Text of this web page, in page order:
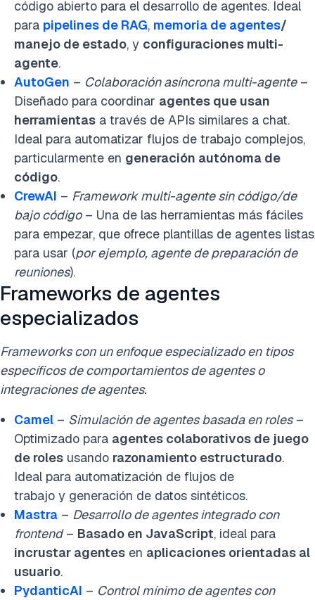
código abierto para el desarrollo de agentes. Ideal
para pipelines de RAG, memoria de agentes/
manejo de estado, y configuraciones multi-
agente.
AutoGen – Colaboración asíncrona multi-agente–
Diseñado para coordinar agentes que usan
herramientas a través de APIs similares a chat.
Ideal para automatizar flujos de trabajo complejos,
particularmente en generación autónoma de
código.
CrewAI – Framework multi-agente sin código/de
bajo código– Una de las herramientas más fáciles
para empezar, que ofrece plantillas de agentes listas
para usar (por ejemplo, agente de preparación de
reuniones).
Frameworks de agentes
especializados
Frameworks con un enfoque especializado en tipos
específicos de comportamientos de agentes o
integraciones de agentes.
Camel – Simulación de agentes basada en roles–
Optimizado para agentes colaborativos de juego
de roles usando razonamiento estructurado.
Ideal para automatización de flujos de
trabajo y generación de datos sintéticos.
Mastra – Desarrollo de agentes integrado con
frontend– Basado en JavaScript, ideal para
incrustar agentes en aplicaciones orientadas al
usuario.
PydanticAI – Control mínimo de agentes con